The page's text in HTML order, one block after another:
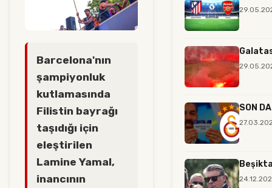
Barcelona'nın
şampiyonluk
kutlamasında
Filistin bayrağı
taşıdığı için
eleştirilen
Lamine Yamal,
inancının
SON